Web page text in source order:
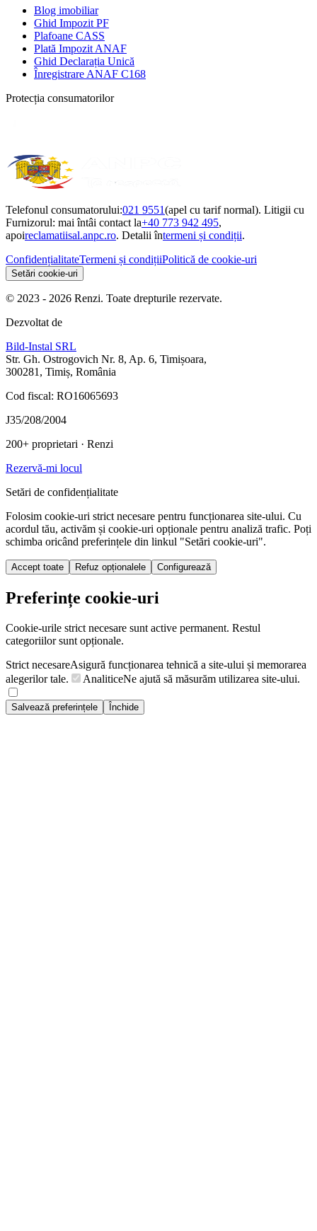
Blog imobiliar
Ghid Impozit PF
Plafoane CASS
Plată Impozit ANAF
Ghid Declarația Unică
Înregistrare ANAF C168
Protecția consumatorilor
Telefonul consumatorului:021 9551(apel cu tarif normal). Litigii cu
Furnizorul: mai întâi contact la+40 773 942 495,
apoireclamatiisal.anpc.ro. Detalii întermeni și condiții.
ConfidențialitateTermeni și condițiiPolitică de cookie-uri
Setări cookie-uri
© 2023 - 2026 Renzi. Toate drepturile rezervate.
Dezvoltat de
Bild-Instal SRL
Str. Gh. Ostrogovich Nr. 8, Ap. 6, Timișoara,
300281, Timiș, România
Cod fiscal: RO16065693
J35/208/2004
200+ proprietari · Renzi
Rezervă-mi locul
Setări de confidențialitate
Folosim cookie-uri strict necesare pentru funcționarea site-ului. Cu
acordul tău, activăm și cookie-uri opționale pentru analiză trafic. Poți
schimba oricând preferințele din linkul "Setări cookie-uri".
Accept toate Refuz opționalele Configurează
Preferințe cookie-uri
Cookie-urile strict necesare sunt active permanent. Restul
categoriilor sunt opționale.
Strict necesareAsigură funcționarea tehnică a site-ului și memorarea
alegerilor tale.
AnaliticeNe ajută să măsurăm utilizarea site-ului.
Salvează preferințele Închide